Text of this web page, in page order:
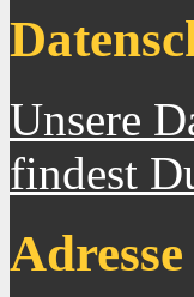
Unsere
findest
Adresse